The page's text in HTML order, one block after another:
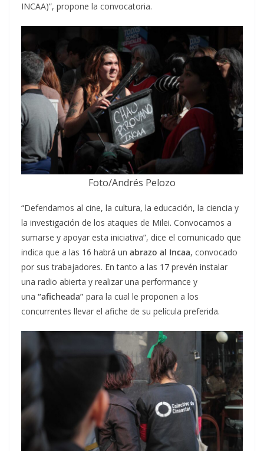
INCAA)”, propone la convocatoria.
Foto/Andrés Pelozo
“Defendamos al cine, la cultura, la educación, la ciencia y
la investigación de los ataques de Milei. Convocamos a
sumarse y apoyar esta iniciativa”, dice el comunicado que
indica que a las 16 habrá un abrazo al Incaa, convocado
por sus trabajadores. En tanto a las 17 prevén instalar
una radio abierta y realizar una performance y
una “aficheada” para la cual le proponen a los
concurrentes llevar el afiche de su película preferida.